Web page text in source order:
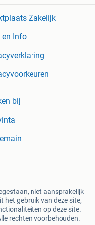
Zakelijk
en Info
bij
niet aansprakelijk
het gebruik van deze site,
op deze site.
rechten voorbehouden.